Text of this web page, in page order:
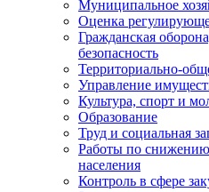
Муниципальное
Оценка
Гражданская
безопасность
Территориально-
Управление
Культура, спорт и
Образование
Труд и социальная
Работы по снижению
населения
Контроль в сфере